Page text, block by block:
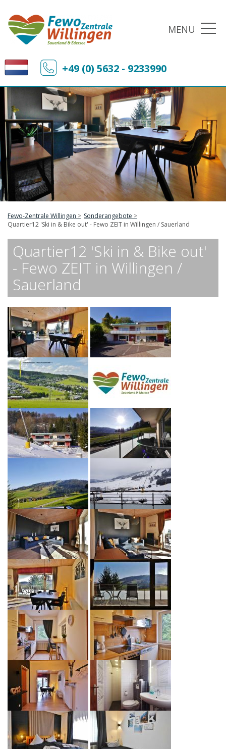
MENU
+49 (0) 5632 - 9233990
Fewo-Zentrale Willingen
Sonderangebote
Quartier12 'Ski in & Bike out' - Fewo ZEIT in Willingen / Sauerland
Quartier12 'Ski in & Bike out'
- Fewo ZEIT in Willingen /
Sauerland